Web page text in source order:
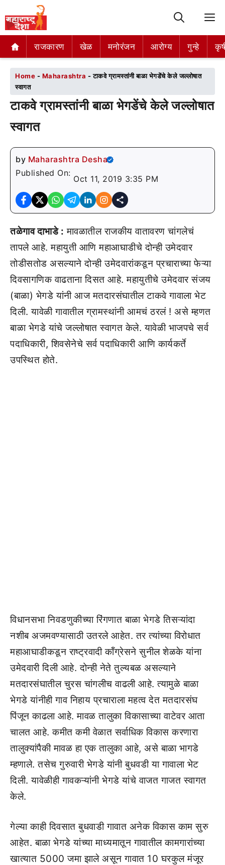
राजकारण खेळ मनोरंजन आरोग्य गुन्हे
राजकारण खेळ मनोरंजन आरोग्य गुन्हे
Home - Maharashtra -टाकवे ग्रामस्तांनी बाळा भेगडेंचे केले जल्लोषात
स्वागत
टाकवे ग्रामस्तांनी बाळा भेगडेंचे केले जल्लोषात
स्वागत
by Maharashtra Desha
Published On:
Oct 11, 2019 3:35 PM
तळेगाव दाभाडे : मावळातील राजकीय वातावरण चांगलेचं
तापले आहे. महायुती आणि महाआघाडीचे दोन्ही उमेदवार
तोडीसतोड असल्याने दोन्ही उमेदवारांकडून प्रचाराच्या फेऱ्या
दिवसागणिक वाढताना दिसत आहे. महायुतीचे उमेदवार संजय
(बाळा) भेगडे यांनी आज मतदारसंघातील टाकवे गावाला भेट
दिली. यावेळी गावातील ग्रामस्थांनी आमचं ठरलं ! असे म्हणत
बाळा भेगडे यांचे जल्लोषात स्वागत केले. यावेळी भाजपचे सर्व
पदाधिकारी, शिवसेनेचे सर्व पदाधिकारी आणि कार्यकर्ते
उपस्थित होते.
विधानसभा निवडणुकीच्या रिंगणात बाळा भेगडे तिसऱ्यांदा
नशीब अजमवण्यासाठी उतरले आहेत. तर त्यांच्या विरोधात
महाआघाडीकडून राष्ट्रवादी कॉंग्रेसने सुनील शेळके यांना
उमेदवारी दिली आहे. दोन्ही नेते तुल्यबळ असल्याने
मतदारसंघातील चुरस चांगलीच वाढली आहे. त्यामुळे बाळा
भेगडे यांनीही गाव निहाय प्रचाराला महत्व देत मतदारसंघ
पिंजून काढला आहे. मावळ तालुका विकासाच्या वाटेवर आता
चालत आहे. कमीत कमी वेळात सर्वाधिक विकास करणारा
तालुक्यांपैकी मावळ हा एक तालुका आहे, असे बाळा भागडे
म्हणाले. तसेच गुरुवारी भेगडे यांनी बुधवडी या गावाला भेट
दिली. यावेळीही गावकऱ्यांनी भेगडे यांचे वाजत गाजत स्वागत
केले.
गेल्या काही दिवसात बुधवाडी गावात अनेक विकास काम सुरु
आहेत. बाळा भेगडे यांच्या माध्यमातून गावातील कामगारांच्या
खात्यात 5000 जमा झाले असून गावात 10 घरकुल मंजूर